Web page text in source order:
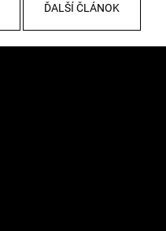
ĎALŠÍ ČLÁNOK